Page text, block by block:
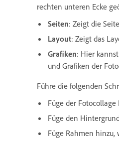
rechten unteren Ecke
Seiten: Zeigt die
Layout: Zeigt das
Grafiken: Hier
und Grafiken der
Führe die folgenden
Füge der Fotocollage
Füge den
Füge Rahmen hinzu,